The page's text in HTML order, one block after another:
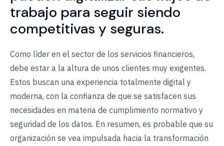
trabajo para seguir siendo
competitivas y seguras.
Como líder en el sector de los servicios financieros,
debe estar a la altura de unos clientes muy exigentes.
Estos buscan una experiencia totalmente digital y
moderna, con la confianza de que se satisfacen sus
necesidades en materia de cumplimiento normativo y
seguridad de los datos. En resumen, es probable que su
organización se vea impulsada hacia la transformación